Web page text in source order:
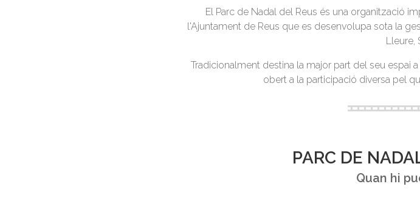
El Parc de Nadal del Reus és una organització
l'Ajuntament de Reus que es desenvolupa sota la
Lleure,
Tradicionalment destina la major part del seu espai
obert a la participació diversa pel
PARC DE
Quan hi